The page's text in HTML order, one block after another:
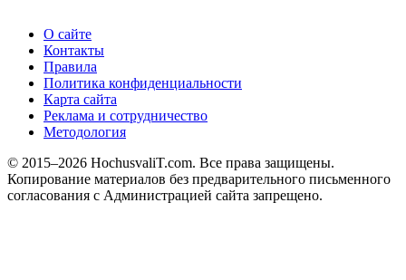
О сайте
Контакты
Правила
Политика конфиденциальности
Карта сайта
Реклама и сотрудничество
Методология
© 2015–2026 HochusvaliT.com. Все права защищены.
Копирование материалов без предварительного письменного
согласования с Администрацией сайта запрещено.